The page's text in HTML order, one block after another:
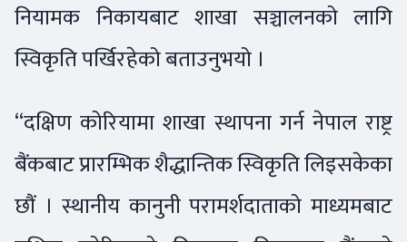
नियामक निकायबाट शाखा सञ्चालनको लागि
स्विकृति पर्खिरहेको बताउनुभयो ।
“दक्षिण कोरियामा शाखा स्थापना गर्न नेपाल राष्ट्र
बैंकबाट प्रारम्भिक शैद्धान्तिक स्विकृति लिइसकेका
छौं । स्थानीय कानुनी परामर्शदाताको माध्यमबाट